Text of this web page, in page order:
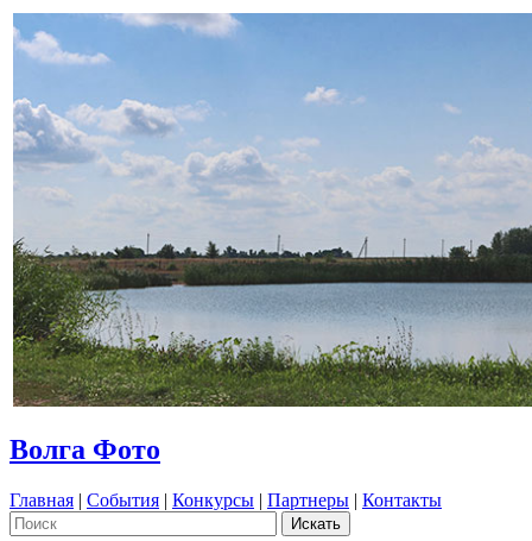
Волга Фото
Главная | События | Конкурсы | Партнеры | Контакты